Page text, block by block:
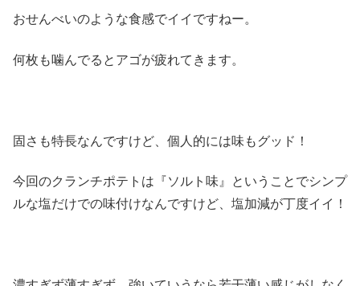
おせんべいのような食感でイイですねー。
何枚も噛んでるとアゴが疲れてきます。
固さも特長なんですけど、個人的には味もグッド！
今回のクランチポテトは『ソルト味』ということでシンプ
ルな塩だけでの味付けなんですけど、塩加減が丁度イイ！